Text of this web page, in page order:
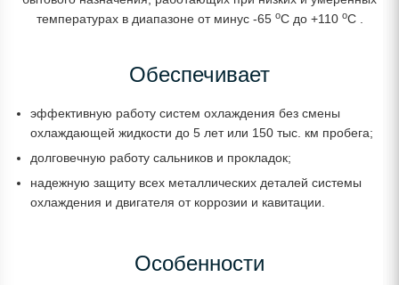
температурах в диапазоне от минус -65 oC до +110 oC .
Обеспечивает
эффективную работу систем охлаждения без смены
охлаждающей жидкости до 5 лет или 150 тыс. км пробега;
долговечную работу сальников и прокладок;
надежную защиту всех металлических деталей системы
охлаждения и двигателя от коррозии и кавитации.
Особенности